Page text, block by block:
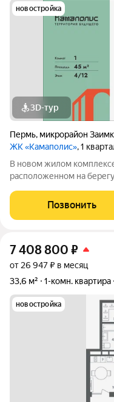
новостройка
3D-тур
Пермь, микрорайон
ЖК «Камаполис», 1
В новом жилом
расположенном на
этап) доме. Девелопер проекта «Железно».
Позвонить
7 408 800 ₽
от 26 947 ₽ в месяц
33,6 м²
1-комн. квартира
новостройка